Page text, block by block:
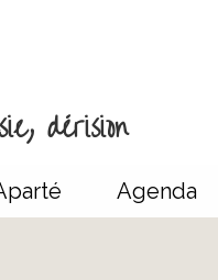
dérision
Agenda